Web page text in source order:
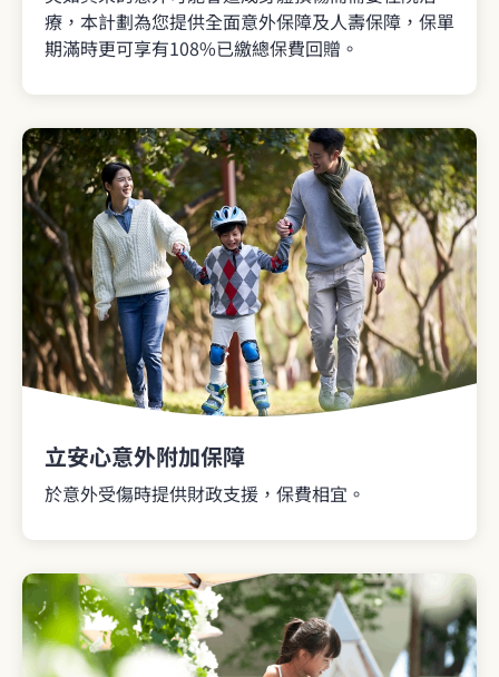
療，本計劃為您提供全面意外保障及人壽保障，保單
期滿時更可享有108%已繳總保費回贈。
立安心意外附加保障
於意外受傷時提供財政支援，保費相宜。